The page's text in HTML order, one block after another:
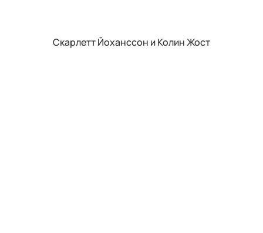
Скарлетт Йоханссон и Колин Жост